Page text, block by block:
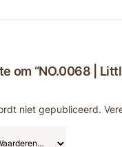
om “NO.0068 |
niet gepubliceerd.